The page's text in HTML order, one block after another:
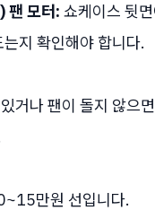
팬 모터: 쇼케이스 뒷
지 확인해야 합니다.
거나 팬이 돌지 않으
만원 선입니다.